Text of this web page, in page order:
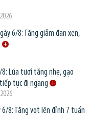
6/8: Tăng giảm đan xen,
Lúa tươi tăng nhẹ, gạo
tục đi ngang
8: Tăng vọt lên đỉnh 7 tuần